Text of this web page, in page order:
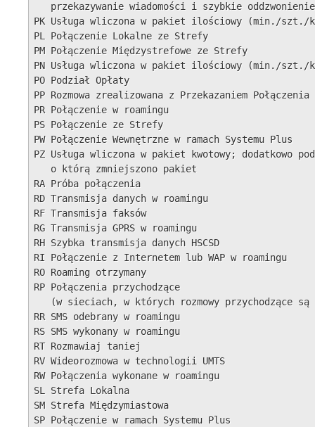
przekazywanie wiadomości i szybkie oddzwonienie
PK Usługa wliczona w pakiet ilościowy (min./szt./
PL Połączenie Lokalne ze Strefy
PM Połączenie Międzystrefowe ze Strefy
PN Usługa wliczona w pakiet ilościowy (min./szt./
PO Podział Opłaty
PP Rozmowa zrealizowana z Przekazaniem Połączenia
PR Połączenie w roamingu
PS Połączenie ze Strefy
PW Połączenie Wewnętrzne w ramach Systemu Plus
PZ Usługa wliczona w pakiet kwotowy; dodatkowo
o którą zmniejszono pakiet
RA Próba połączenia
RD Transmisja danych w roamingu
RF Transmisja faksów
RG Transmisja GPRS w roamingu
RH Szybka transmisja danych HSCSD
RI Połączenie z Internetem lub WAP w roamingu
RO Roaming otrzymany
RP Połączenia przychodzące
(w sieciach, w których rozmowy przychodzące są
RR SMS odebrany w roamingu
RS SMS wykonany w roamingu
RT Rozmawiaj taniej
RV Wideorozmowa w technologii UMTS
RW Połączenia wykonane w roamingu
SL Strefa Lokalna
SM Strefa Międzymiastowa
SP Połączenie w ramach Systemu Plus